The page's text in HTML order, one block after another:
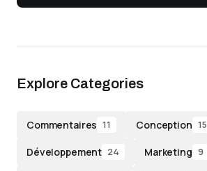
Explore Categories
Commentaires 11 Conception 15
Développement 24 Marketing 9